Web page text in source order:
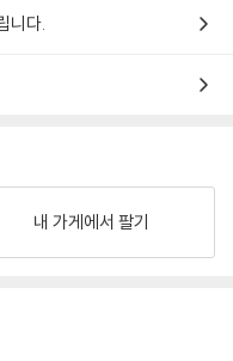
니다.
내 가게에서 팔기